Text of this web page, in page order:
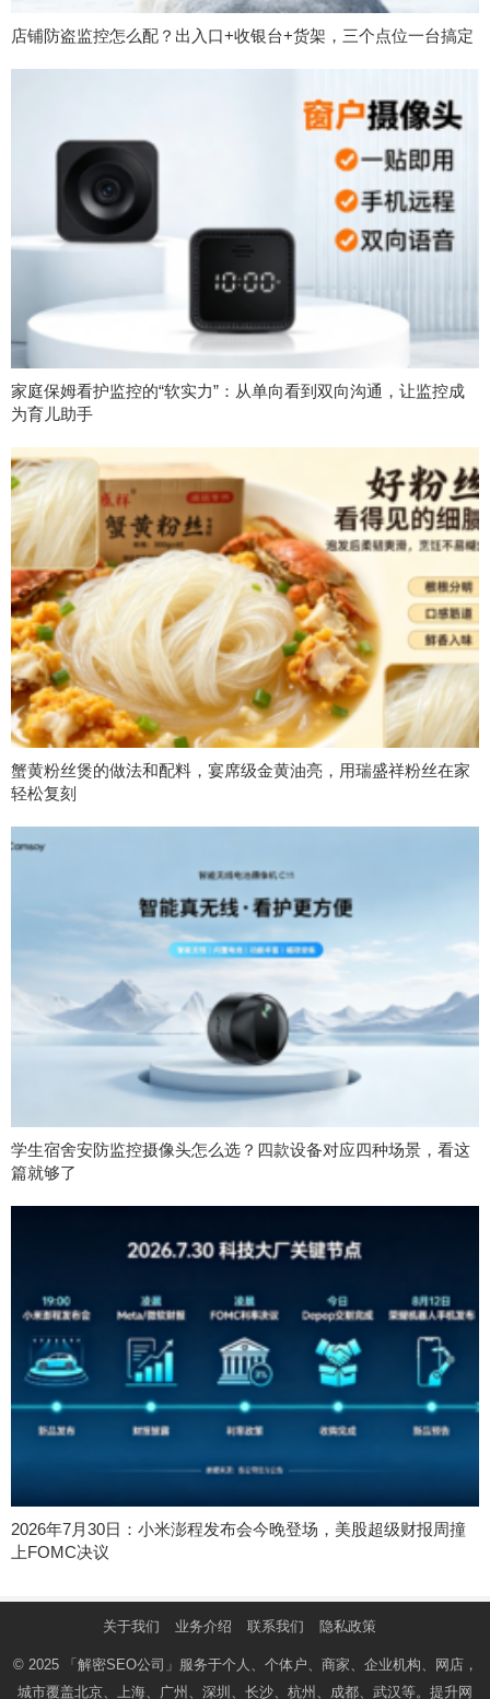
店铺防盗监控怎么配？出入口+收银台+货架，三个点位一台搞定
家庭保姆看护监控的“软实力”：从单向看到双向沟通，让监控成
为育儿助手
蟹黄粉丝煲的做法和配料，宴席级金黄油亮，用瑞盛祥粉丝在家
轻松复刻
学生宿舍安防监控摄像头怎么选？四款设备对应四种场景，看这
篇就够了
2026年7月30日：小米澎程发布会今晚登场，美股超级财报周撞
上FOMC决议
关于我们 业务介绍 联系我们 隐私政策
© 2025 「解密SEO公司」 服务于个人、个体户、商家、企业机构、网店，
城市覆盖北京、上海、广州、深圳、长沙、杭州、成都、武汉等。提升网